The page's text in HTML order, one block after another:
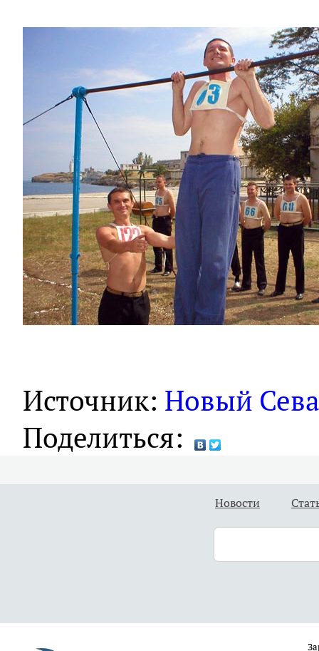
Источник: Новый
Поделиться:
Новости